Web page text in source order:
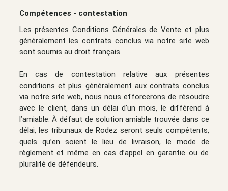
Compétences - contestation
Les présentes Conditions Générales de Vente et plus
généralement les contrats conclus via notre site web
sont soumis au droit français.
En cas de contestation relative aux présentes
conditions et plus généralement aux contrats conclus
via notre site web, nous nous efforcerons de résoudre
avec le client, dans un délai d’un mois, le différend à
l’amiable. À défaut de solution amiable trouvée dans ce
délai, les tribunaux de Rodez seront seuls compétents,
quels qu’en soient le lieu de livraison, le mode de
règlement et même en cas d’appel en garantie ou de
pluralité de défendeurs.